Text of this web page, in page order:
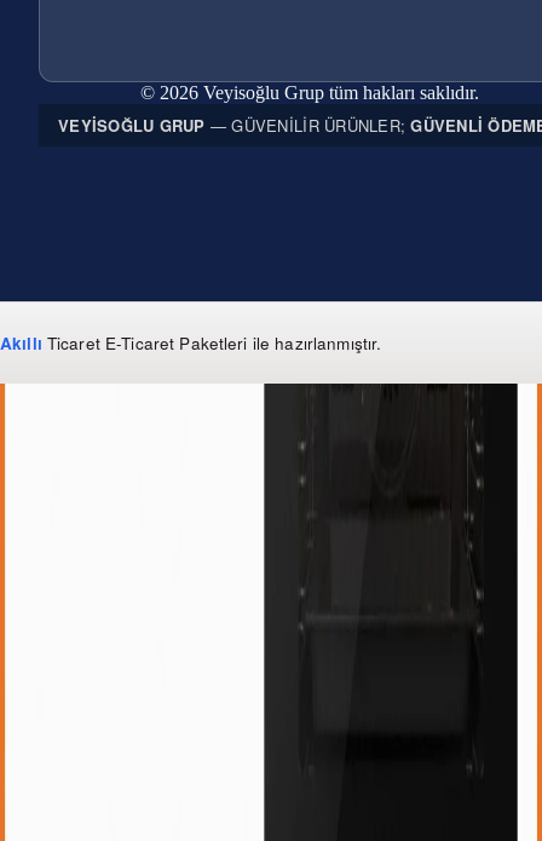
© 2026 Veyisoğlu Grup tüm hakları saklıdır.
VEYISOĞLU GRUP — GÜVENILIR ÜRÜNLER;GÜVENLI
Akıllı Ticaret E-Ticaret Paketleri ile hazırlanmıştır.